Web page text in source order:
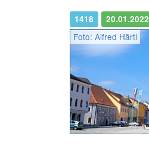
1418 20.01.2022
Foto: Alfred Härtl